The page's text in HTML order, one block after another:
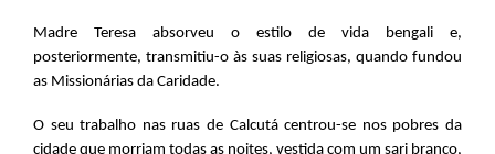
Madre Teresa absorveu o estilo de vida bengali e,
posteriormente, transmitiu-o às suas religiosas, quando fundou
as Missionárias da Caridade.
O seu trabalho nas ruas de Calcutá centrou-se nos pobres da
cidade que morriam todas as noites, vestida com um sari branco,